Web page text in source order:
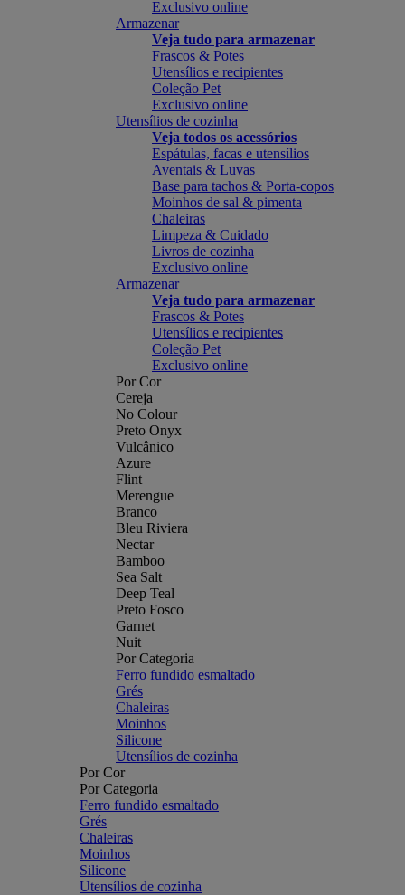
Exclusivo online
Armazenar
Veja tudo para armazenar
Frascos & Potes
Utensílios e recipientes
Coleção Pet
Exclusivo online
Utensílios de cozinha
Veja todos os acessórios
Espátulas, facas e utensílios
Aventais & Luvas
Base para tachos & Porta-copos
Moinhos de sal & pimenta
Chaleiras
Limpeza & Cuidado
Livros de cozinha
Exclusivo online
Armazenar
Veja tudo para armazenar
Frascos & Potes
Utensílios e recipientes
Coleção Pet
Exclusivo online
Por Cor
Cereja
No Colour
Preto Onyx
Vulcânico
Azure
Flint
Merengue
Branco
Bleu Riviera
Nectar
Bamboo
Sea Salt
Deep Teal
Preto Fosco
Garnet
Nuit
Por Categoria
Ferro fundido esmaltado
Grés
Chaleiras
Moinhos
Silicone
Utensílios de cozinha
Por Cor
Por Categoria
Ferro fundido esmaltado
Grés
Chaleiras
Moinhos
Silicone
Utensílios de cozinha